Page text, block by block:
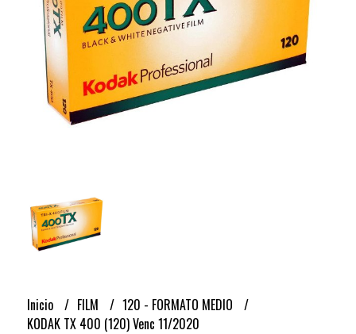
Inicio FILM
120 - FORMATO MEDIO
KODAK TX 400 (120) Venc 11/2020